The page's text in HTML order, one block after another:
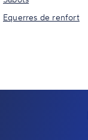
Equerres de renfort